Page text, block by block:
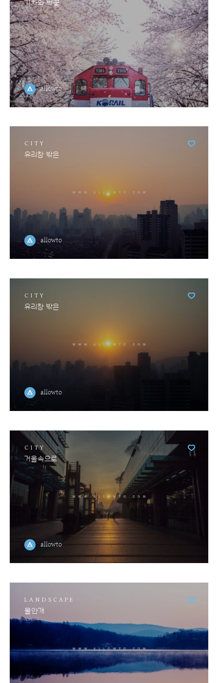
기차와 벚꽃
allowto
CITY
유리창 밖은
allowto
CITY
유리창 밖은
allowto
CITY
거울속으로
allowto
LANDSCAPE
물안개